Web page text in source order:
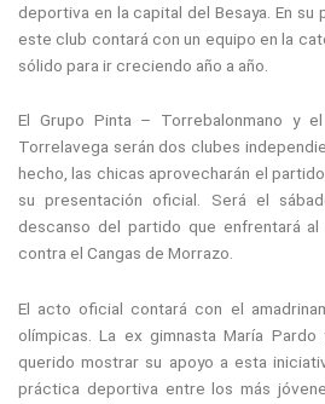
deportiva en la capital del Besaya. En su
este club contará con un equipo en la
sólido para ir creciendo año a año.
El Grupo Pinta – Torrebalonmano y el
Torrelavega serán dos clubes
hecho, las chicas aprovecharán el
su presentación oficial. Será el
descanso del partido que enfrentará
contra el Cangas de Morrazo.
El acto oficial contará con el
olímpicas. La ex gimnasta María
querido mostrar su apoyo a esta
práctica deportiva entre los más